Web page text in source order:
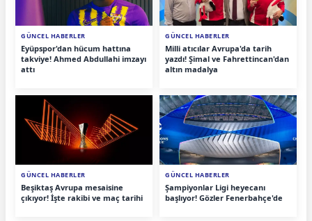
GÜNCEL HABERLER
Eyüpspor'dan hücum hattına
takviye! Ahmed Abdullahi imzayı
attı
GÜNCEL HABERLER
Milli atıcılar Avrupa'da tarih
yazdı! Şimal ve Fahrettincan'dan
altın madalya
GÜNCEL HABERLER
Beşiktaş Avrupa mesaisine
çıkıyor! İşte rakibi ve maç tarihi
GÜNCEL HABERLER
Şampiyonlar Ligi heyecanı
başlıyor! Gözler Fenerbahçe'de